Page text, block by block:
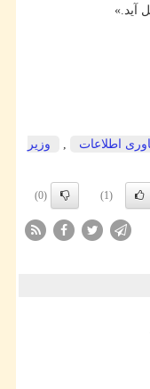
آید.»
اطلاعات ,
وزیر
(1)
(0)